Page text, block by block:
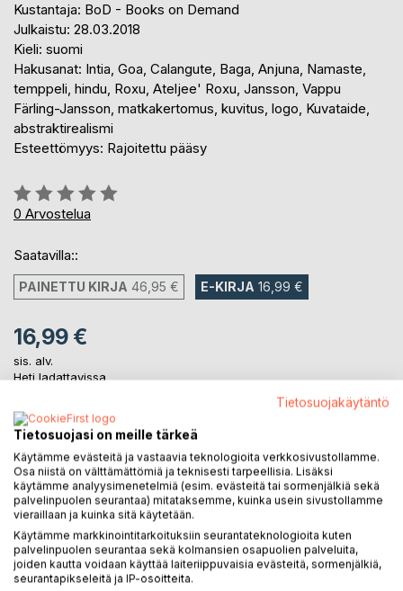
Kustantaja: BoD - Books on Demand
Julkaistu: 28.03.2018
Kieli: suomi
Hakusanat: Intia, Goa, Calangute, Baga, Anjuna, Namaste,
temppeli, hindu, Roxu, Ateljee' Roxu, Jansson, Vappu
Färling-Jansson, matkakertomus, kuvitus, logo, Kuvataide,
abstraktirealismi
Esteettömyys: Rajoitettu pääsy
Arvostelu::
0%
0 Arvostelua
Saatavilla::
PAINETTU KIRJA 46,95 € E-KIRJA 16,99 €
16,99 €
sis. alv.
Heti ladattavissa
LISÄÄ OSTOSKORIIN
Lisää muistilistalle
Arvostele tuote
Tietosuojakäytäntö
Tietosuojasi on meille tärkeä
Käytämme evästeitä ja vastaavia teknologioita verkkosivustollamme.
Osa niistä on välttämättömiä ja teknisesti tarpeellisia. Lisäksi
käytämme analyysimenetelmiä (esim. evästeitä tai sormenjälkiä sekä
palvelinpuolen seurantaa) mitataksemme, kuinka usein sivustollamme
vieraillaan ja kuinka sitä käytetään.
Käytämme markkinointitarkoituksiin seurantateknologioita kuten
palvelinpuolen seurantaa sekä kolmansien osapuolien palveluita,
joiden kautta voidaan käyttää laiteriippuvaisia evästeitä, sormenjälkiä,
seurantapikseleitä ja IP-osoitteita.